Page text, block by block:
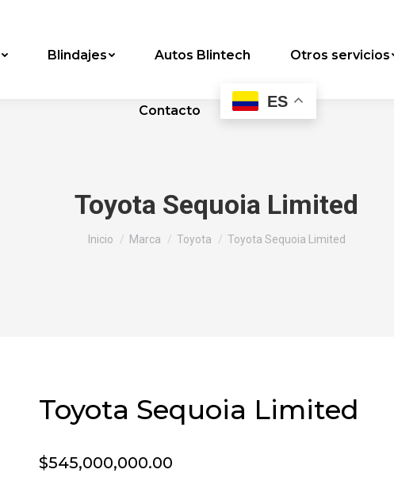
Blindajes Autos Blintech Otros servicios
Contacto
ES
Toyota Sequoia Limited
Estás aquí:
Inicio Marca Toyota Toyota Sequoia Limited
Toyota Sequoia Limited
$545,000,000.00